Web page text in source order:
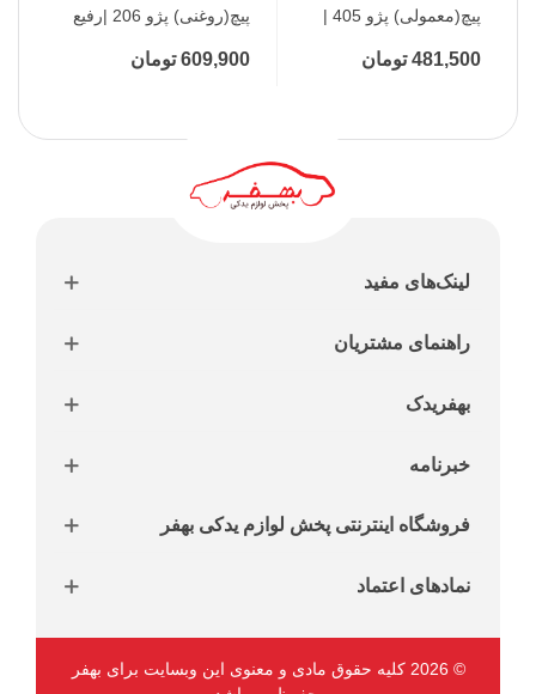
پیچ(معمولی) پژو 405 |
481,500 تومان
پیچ(روغنی) پژو 206 |رفیع
609,900 تومان
لینک‌های مفید
راهنمای مشتریان
بهفریدک
خبرنامه
فروشگاه اینترنتی پخش لوازم یدکی بهفر
نمادهای اعتماد
© 2026 کلیه حقوق مادی و معنوی این وبسایت برای بهفر